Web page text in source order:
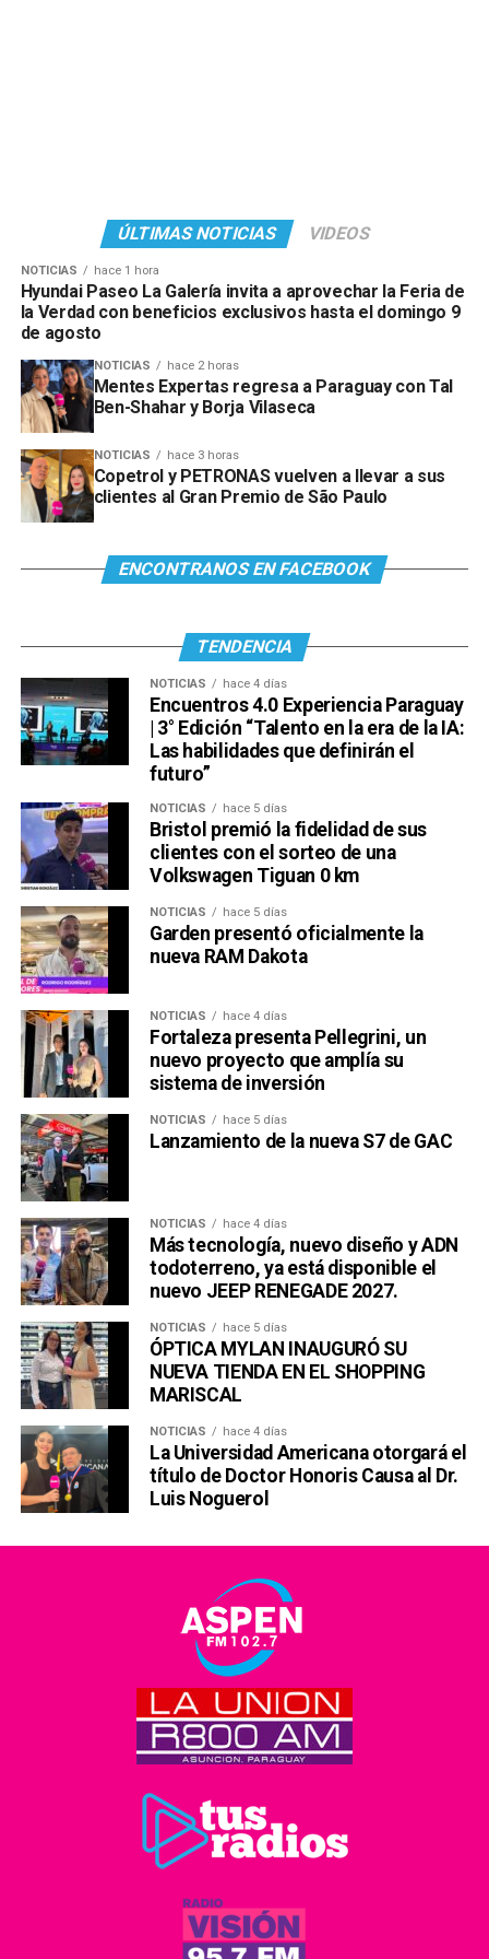
Ver esta publicación en Instagram
Una publicación compartida por Venus Media (@venusmediaoficial)
ÚLTIMAS NOTICIAS VIDEOS
NOTICIAS hace 1 hora
Hyundai Paseo La Galería invita a aprovechar la Feria de
la Verdad con beneficios exclusivos hasta el domingo 9
de agosto
NOTICIAS hace 2 horas
Mentes Expertas regresa a Paraguay con Tal
Ben-Shahar y Borja Vilaseca
NOTICIAS hace 3 horas
Copetrol y PETRONAS vuelven a llevar a sus
clientes al Gran Premio de São Paulo
ENCONTRANOS EN FACEBOOK
TENDENCIA
NOTICIAS hace 4 días
Encuentros 4.0 Experiencia Paraguay
| 3° Edición “Talento en la era de la IA:
Las habilidades que definirán el
futuro”
NOTICIAS hace 5 días
Bristol premió la fidelidad de sus
clientes con el sorteo de una
Volkswagen Tiguan 0 km
NOTICIAS hace 5 días
Garden presentó oficialmente la
nueva RAM Dakota
NOTICIAS hace 4 días
Fortaleza presenta Pellegrini, un
nuevo proyecto que amplía su
sistema de inversión
NOTICIAS hace 5 días
Lanzamiento de la nueva S7 de GAC
NOTICIAS hace 4 días
Más tecnología, nuevo diseño y ADN
todoterreno, ya está disponible el
nuevo JEEP RENEGADE 2027.
NOTICIAS hace 5 días
ÓPTICA MYLAN INAUGURÓ SU
NUEVA TIENDA EN EL SHOPPING
MARISCAL
NOTICIAS hace 4 días
La Universidad Americana otorgará el
título de Doctor Honoris Causa al Dr.
Luis Noguerol